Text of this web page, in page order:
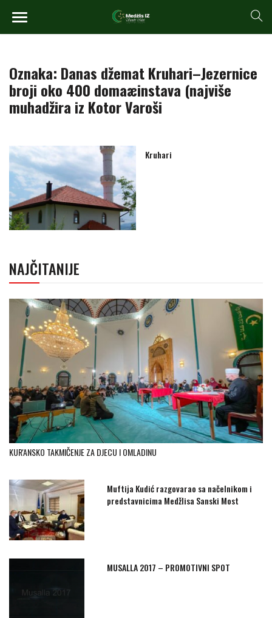
Oznaka: Danas džemat Kruhari–Jezernice
broji oko 400 domaæinstava (najviše
muhadžira iz Kotor Varoši
Kruhari
NAJČITANIJE
KUR'ANSKO TAKMIČENJE ZA DJECU I OMLADINU
Muftija Kudić razgovarao sa načelnikom i
predstavnicima Medžlisa Sanski Most
MUSALLA 2017 – PROMOTIVNI SPOT